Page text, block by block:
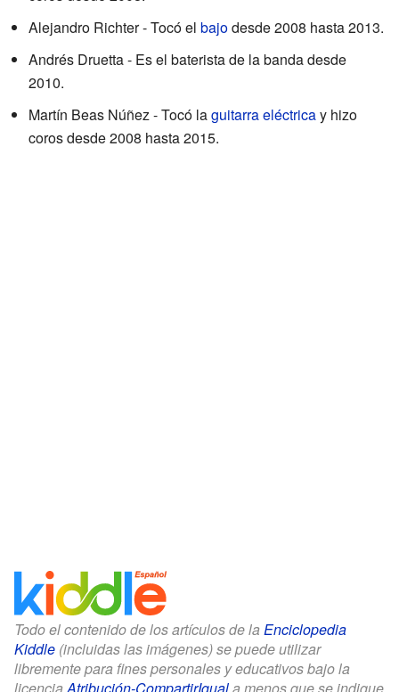
Alejandro Richter - Tocó el bajodesde 2008 hasta 2013.
Andrés Druetta - Es el baterista de la banda desde
2010.
Martín Beas Núñez - Tocó laguitarra eléctricay hizo
coros desde 2008 hasta 2015.
Todo el contenido de los artículos de la Enciclopedia
Kiddle (incluidas las imágenes) se puede utilizar
libremente para fines personales y educativos bajo la
licencia Atribución-CompartirIguala menos que se indique